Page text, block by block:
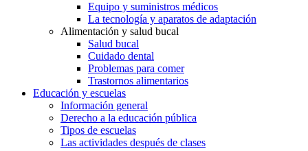
Equipo y suministros médicos
La tecnología y aparatos de adaptación
Alimentación y salud bucal
Salud bucal
Cuidado dental
Problemas para comer
Trastornos alimentarios
Educación y escuelas
Información general
Derecho a la educación pública
Tipos de escuelas
Las actividades después de clases